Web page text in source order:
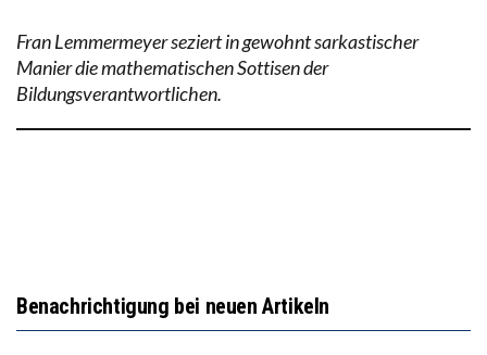
Fran Lemmermeyer seziert in gewohnt sarkastischer
Manier die mathematischen Sottisen der
Bildungsverantwortlichen.
Benachrichtigung bei neuen Artikeln